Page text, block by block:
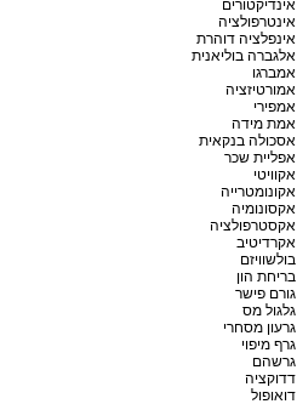
אינדיקטורים
אינטרפולציה
אינפלציה דוהרת
אלגברה בוליאנית
אמברגו
אמורטיזציה
אמפירי
אמת מידה
אסכולה בנקאית
אפליית שכר
אקוויטי
אקונומטרייה
אקסונומיה
אקסטרפולציה
אקרדיטיב
בולשוויזם
בריחת הון
גורם פישר
גלגול מס
גרעון מסחרי
גרף מיפוי
גרשהם
דדוקציה
דואופול